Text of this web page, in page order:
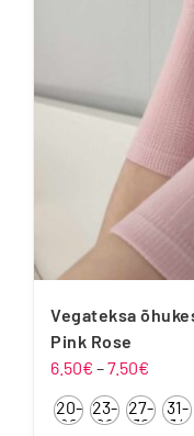
Vegateksa
Pink Rose
6.50€ –7.50€
6.50€
kuni
20-
22
23-
26
27-
30
31-
34